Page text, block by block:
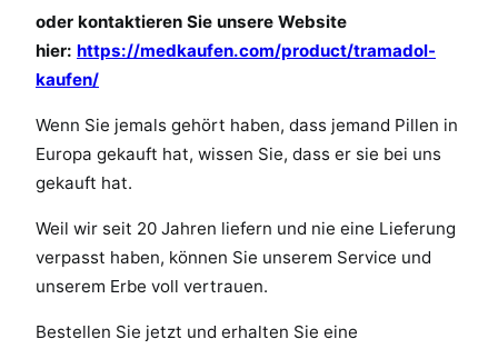
g
l
T
m
a
l
oder kontaktieren Sie unsere Website
hier: https://medkaufen.com/product/tramadol-
kaufen/
Wenn Sie jemals gehört haben, dass jemand Pillen in
Europa gekauft hat, wissen Sie, dass er sie bei uns
gekauft hat.
Weil wir seit 20 Jahren liefern und nie eine Lieferung
verpasst haben, können Sie unserem Service und
unserem Erbe voll vertrauen.
Bestellen Sie jetzt und erhalten Sie eine